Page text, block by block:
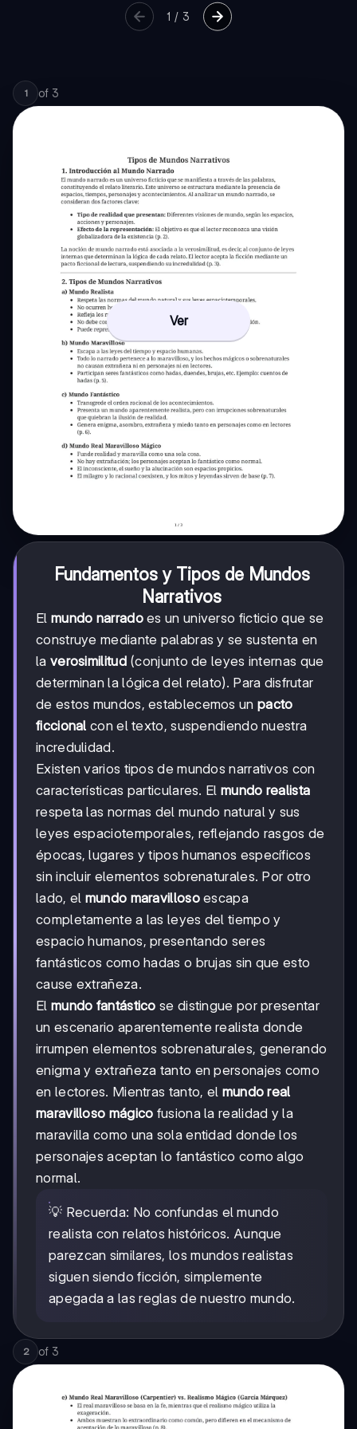
1 / 3
1 of 3
Ver
Fundamentos y Tipos de Mundos
Narrativos
El mundo narradoes un universo ficticio que se
construye mediante palabras y se sustenta en
la verosimilitud(conjunto de leyes internas que
determinan la lógica del relato). Para disfrutar
de estos mundos, establecemos un pacto
ficcional con el texto, suspendiendo nuestra
incredulidad.
Existen varios tipos de mundos narrativos con
características particulares. El mundo realista
respeta las normas del mundo natural y sus
leyes espaciotemporales, reflejando rasgos de
épocas, lugares y tipos humanos específicos
sin incluir elementos sobrenaturales. Por otro
lado, el mundo maravillosoescapa
completamente a las leyes del tiempo y
espacio humanos, presentando seres
fantásticos como hadas o brujas sin que esto
cause extrañeza.
El mundo fantástico se distingue por presentar
un escenario aparentemente realista donde
irrumpen elementos sobrenaturales, generando
enigma y extrañeza tanto en personajes como
en lectores. Mientras tanto, el mundo real
maravilloso mágico fusiona la realidad y la
maravilla como una sola entidad donde los
personajes aceptan lo fantástico como algo
normal.
💡 Recuerda: No confundas el mundo
realista con relatos históricos. Aunque
parezcan similares, los mundos realistas
siguen siendo ficción, simplemente
apegada a las reglas de nuestro mundo.
2 of 3